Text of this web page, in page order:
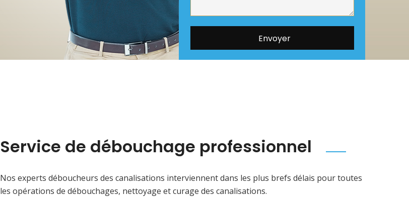
Service de débouchage professionnel
Nos experts déboucheurs des canalisations interviennent dans les plus brefs délais pour toutes
les opérations de débouchages, nettoyage et curage des canalisations.